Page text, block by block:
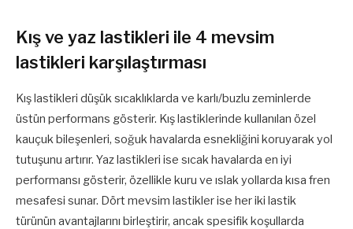
Kış ve yaz lastikleri ile 4 mevsim
lastikleri karşılaştırması
Kış lastikleri düşük sıcaklıklarda ve karlı/buzlu zeminlerde
üstün performans gösterir. Kış lastiklerinde kullanılan özel
kauçuk bileşenleri, soğuk havalarda esnekliğini koruyarak yol
tutuşunu artırır. Yaz lastikleri ise sıcak havalarda en iyi
performansı gösterir, özellikle kuru ve ıslak yollarda kısa fren
mesafesi sunar. Dört mevsim lastikler ise her iki lastik
türünün avantajlarını birleştirir, ancak spesifik koşullarda